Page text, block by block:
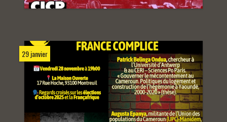
29 janvier